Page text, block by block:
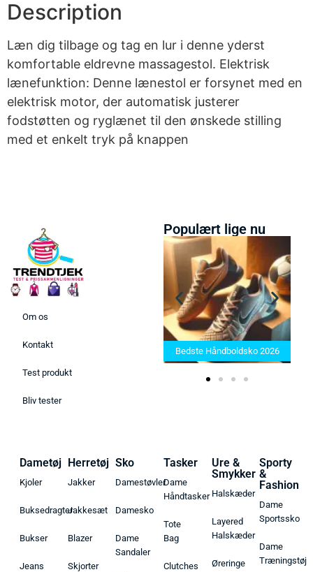
Description
Læn dig tilbage og tag en lur i denne yderst
komfortable eldrevne massagestol. Elektrisk
lænefunktion: Denne lænestol er forsynet med en
elektrisk motor, der automatisk justerer
fodstøtten og ryglænet til den ønskede stilling
med et enkelt tryk på knappen
Om os
Kontakt
Test produkt
Bliv tester
Populært lige nu
Bedste Saunatæppe 2025 –
Find de bedste produkter her!
Bedste Håndboldsko 2026
Dametøj
Kjoler
Buksedragter
Bukser
Jeans
Herretøj
Jakker
Jakkesæt
Blazer
Skjorter
Sko
Damestøvler
Damesko
Dame
Sandaler
Tasker
Dame
Håndtasker
Tote
Bag
Clutches
Ure &
Smykker
Halskæder
Layered
Halskæder
Øreringe
Sporty
&
Fashion
Dame
Sportssko
Dame
Træningstøj